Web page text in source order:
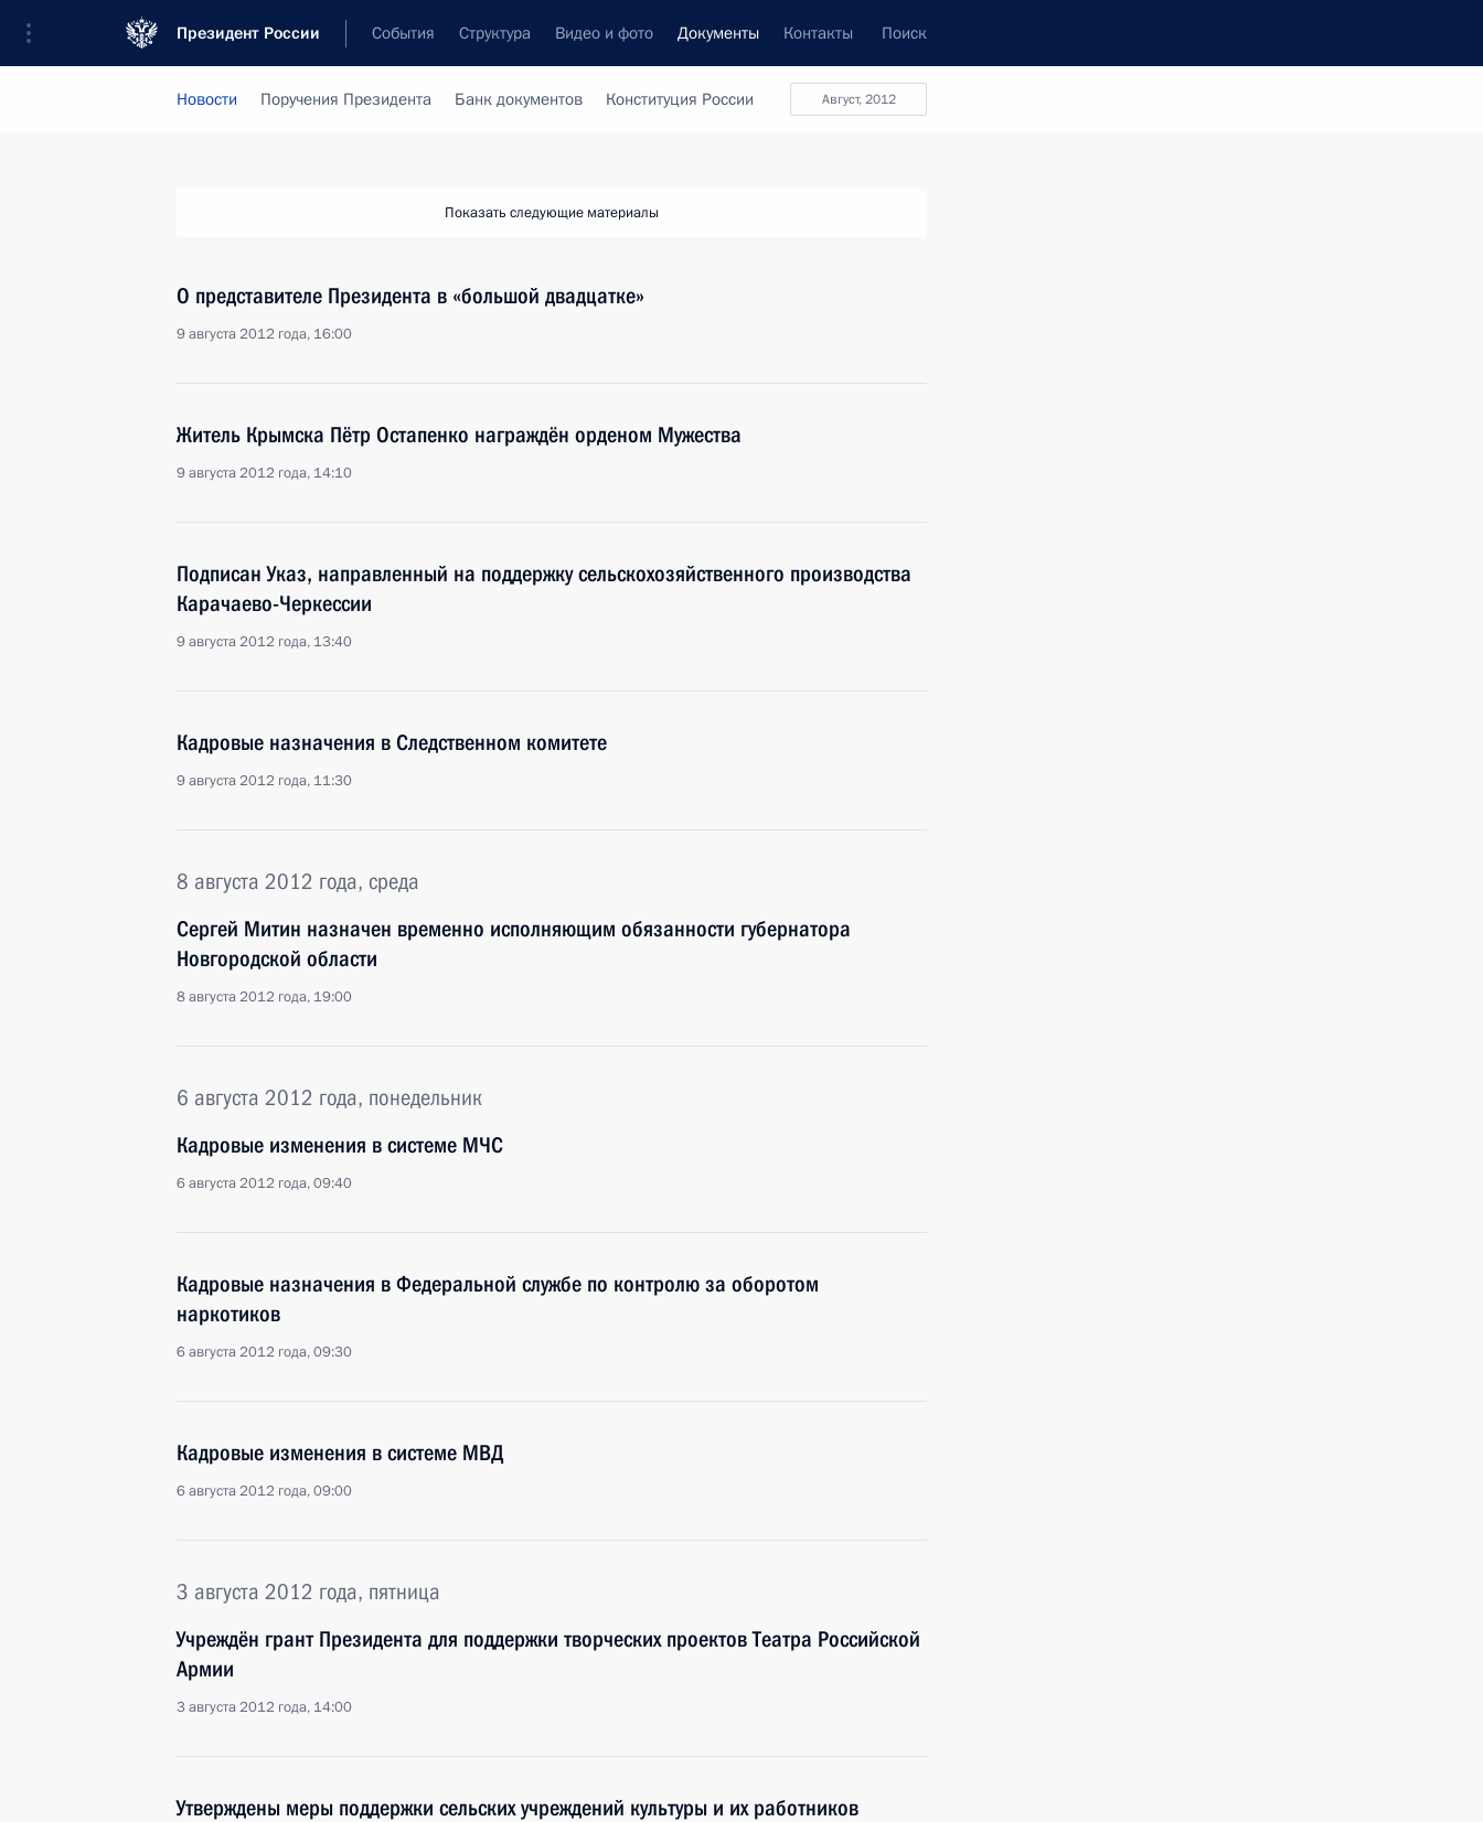
Президент России События Структура Видео и фото Документы Контакты Поиск
август, 2012
Новости Поручения Президента Банк документов Конституция России
Показать следующие материалы
О представителе Президента в «большой двадцатке»
9 августа 2012 года, 16:00
Житель Крымска Пётр Остапенко награждён орденом Мужества
9 августа 2012 года, 14:10
Подписан Указ, направленный на поддержку сельскохозяйственного производства
Карачаево-Черкессии
9 августа 2012 года, 13:40
Кадровые назначения в Следственном комитете
9 августа 2012 года, 11:30
8 августа 2012 года, среда
Сергей Митин назначен временно исполняющим обязанности губернатора
Новгородской области
8 августа 2012 года, 19:00
6 августа 2012 года, понедельник
Кадровые изменения в системе МЧС
6 августа 2012 года, 09:40
Кадровые назначения в Федеральной службе по контролю за оборотом
наркотиков
6 августа 2012 года, 09:30
Кадровые изменения в системе МВД
6 августа 2012 года, 09:00
3 августа 2012 года, пятница
Учреждён грант Президента для поддержки творческих проектов Театра Российской
Армии
3 августа 2012 года, 14:00
Утверждены меры поддержки сельских учреждений культуры и их работников